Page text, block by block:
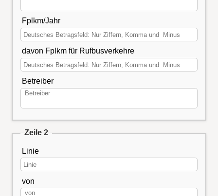
Fplkm/Jahr
davon Fplkm für Rufbusverkehre
Betreiber
Zeile 2
Linie
von